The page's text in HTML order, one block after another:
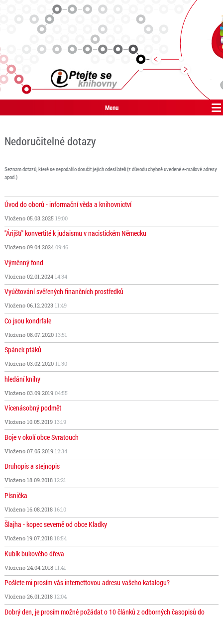
Menu
Nedoručitelné dotazy
Seznam dotazů, které se nepodařilo doručit jejich odesílateli (z důvodu chybně uvedené e-mailové adresy
apod.)
Úvod do oborů - informační věda a knihovnictví
Vloženo 05.03.2025 19:00
"Árijští" konvertité k judaismu v nacistickém Německu
Vloženo 09.04.2024 09:46
Výměnný fond
Vloženo 02.01.2024 14:34
Vyúčtování svěřených finančních prostředků
Vloženo 06.12.2023 11:49
Co jsou kondrfale
Vloženo 08.07.2020 13:51
Spánek ptáků
Vloženo 03.02.2020 11:30
hledání knihy
Vloženo 03.09.2019 04:55
Vícenásobný podmět
Vloženo 10.05.2019 13:19
Boje v okolí obce Svratouch
Vloženo 07.05.2019 12:34
Druhopis a stejnopis
Vloženo 18.09.2018 12:21
Písnička
Vloženo 16.08.2018 16:10
Šlajha - kopec severně od obce Kladky
Vloženo 19.07.2018 18:54
Kubík bukového dřeva
Vloženo 24.04.2018 11:41
Pošlete mi prosím vás internettovou adresu vašeho katalogu?
Vloženo 26.01.2018 12:04
Dobrý den, je prosím možné požádat o 10 článků z odborných časopisů do